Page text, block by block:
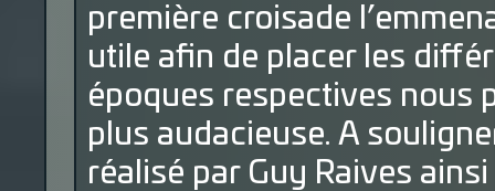
première croisade
utile afin de placer les
époques respectives nous
plus audacieuse. A
réalisé par Guy Raives